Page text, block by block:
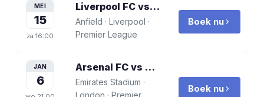
MEI
15
za 16:00
Liverpool FC vs Brentford
Anfield · Liverpool ·
Premier League
Boek nu
JAN
6
Arsenal FC vs Brentford
Emirates Stadium ·
London · Premier
Boek nu